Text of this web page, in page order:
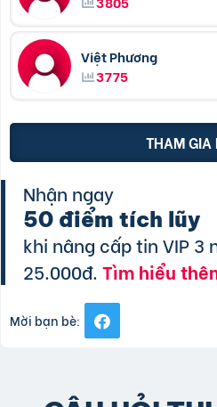
Việt Phương
3775
THAM GIA
Nhận ngay
50 điểm tích lũy
khi nâng cấp tin VIP 3
25.000đ.Tìm hiểu
Mời bạn bè: